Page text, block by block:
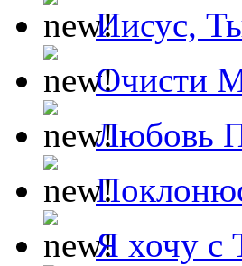
Иисус,
Очисти
Любовь
Я хочу с